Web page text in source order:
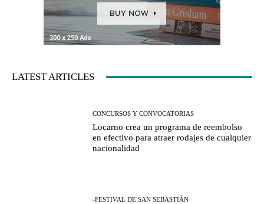
LATEST ARTICLES
CONCURSOS Y CONVOCATORIAS
Locarno crea un programa de reembolso
en efectivo para atraer rodajes de cualquier
nacionalidad
-FESTIVAL DE SAN SEBASTIÁN